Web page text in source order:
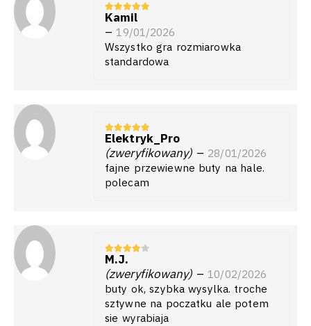
5z 5
Kamil
– 19/01/2026
Wszystko gra rozmiarowka
standardowa
5 z 5
Elektryk_Pro
(zweryfikowany) – 28/01/2026
fajne przewiewne buty na hale.
polecam
4z 5
M.J.
(zweryfikowany) – 10/02/2026
buty ok, szybka wysylka. troche
sztywne na poczatku ale potem
sie wyrabiaja